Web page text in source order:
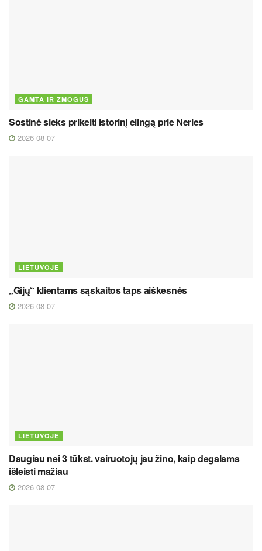
GAMTA IR ŽMOGUS
Sostinė sieks prikelti istorinį elingą prie Neries
2026 08 07
LIETUVOJE
„Gijų“ klientams sąskaitos taps aiškesnės
2026 08 07
LIETUVOJE
Daugiau nei 3 tūkst. vairuotojų jau žino, kaip degalams
išleisti mažiau
2026 08 07